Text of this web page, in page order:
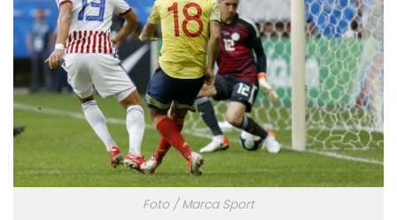
Foto / Marca Sport